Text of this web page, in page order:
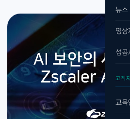
뉴스
영상
성공
고객
교육